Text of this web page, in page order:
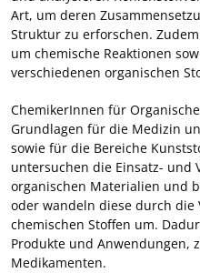
Art, um deren
Struktur zu erforschen.
um chemische Reaktionen
verschiedenen organischen
ChemikerInnen für
Grundlagen für die Medizin
sowie für die Bereiche
untersuchen die Einsatz- und
organischen Materialien und
oder wandeln diese durch
chemischen Stoffen um.
Produkte und Anwendungen,
Medikamenten.